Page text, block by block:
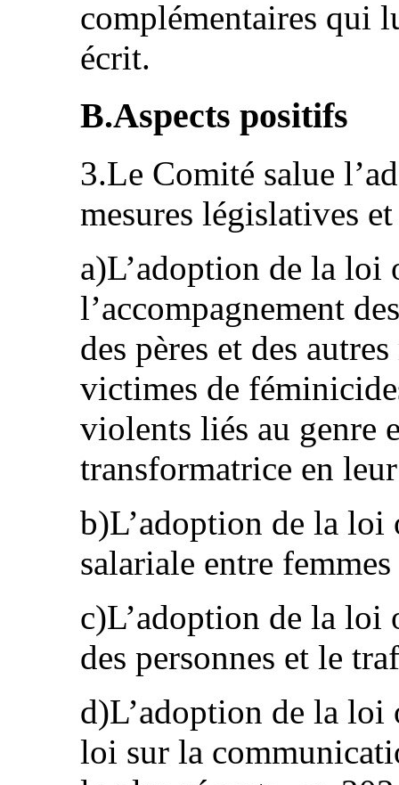
complémentaires qui
écrit.
B.Aspects positifs
3.Le Comité salue
mesures législatives
a)L’adoption de la loi
l’accompagnement
des pères et des
victimes de
violents liés au genre
transformatrice en
b)L’adoption de la loi
salariale entre
c)L’adoption de la loi
des personnes et le
d)L’adoption de la loi
loi sur la